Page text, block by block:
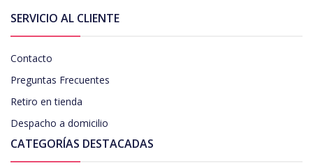
SERVICIO AL CLIENTE
Contacto
Preguntas Frecuentes
Retiro en tienda
Despacho a domicilio
CATEGORÍAS DESTACADAS